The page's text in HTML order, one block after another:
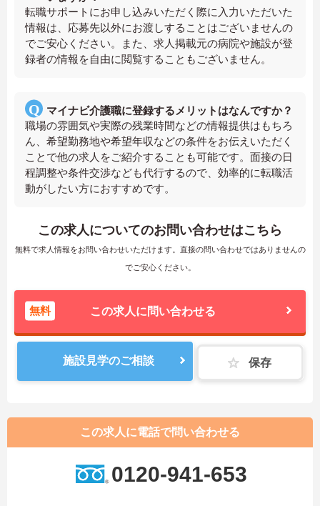
転職サポートにお申し込みいただく際に入力いただいた
情報は、応募先以外にお渡しすることはございませんの
でご安心ください。また、求人掲載元の病院や施設が登
録者の情報を自由に閲覧することもございません。
マイナビ介護職に登録するメリットはなんですか？
職場の雰囲気や実際の残業時間などの情報提供はもちろ
ん、希望勤務地や希望年収などの条件をお伝えいただく
ことで他の求人をご紹介することも可能です。面接の日
程調整や条件交渉なども代行するので、効率的に転職活
動がしたい方におすすめです。
この求人についてのお問い合わせはこちら
無料で求人情報をお問い合わせいただけます。直接の問い合わせではありませんの
でご安心ください。
無料 この求人に問い合わせる
施設見学のご相談 保存
この求人に電話で問い合わせる
0120-941-653